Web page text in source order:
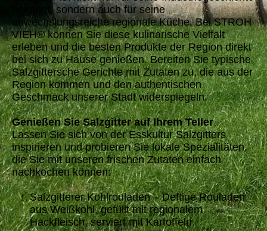
bekannt, sondern auch für seine
abwechslungsreiche regionale Küche. Bei STROH
VIEH® können Sie diese kulinarische Vielfalt
erleben und die besten Produkte der Region direkt
bei sich zu Hause genießen. Bereiten Sie typische
Salzgittersche Gerichte mit Zutaten zu, die aus der
Region kommen und den authentischen
Geschmack unserer Stadt widerspiegeln.
Genießen Sie Salzgitter auf Ihrem Teller
Lassen Sie sich von der Esskultur Salzgitters
inspirieren und probieren Sie lokale Spezialitäten,
die Sie mit unseren frischen Zutaten einfach
nachkochen können:
Salzgitterer Kohlrouladen – Deftige Rouladen
aus Weißkohl, gefüllt mit regionalem
Hackfleisch, serviert mit Kartoffeln.